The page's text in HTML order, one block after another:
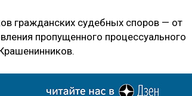
гражданских судебных споров — от
пропущенного процессуального